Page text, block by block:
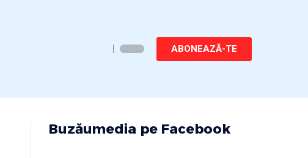
ABONEAZĂ-TE
Buzăumedia pe Facebook